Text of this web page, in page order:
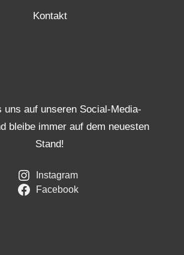
Kontakt
uns auf unseren Social-Media-
bleibe immer auf dem neuesten
Stand!
Instagram
Facebook